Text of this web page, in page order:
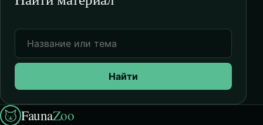
Найти
FaunaZoo